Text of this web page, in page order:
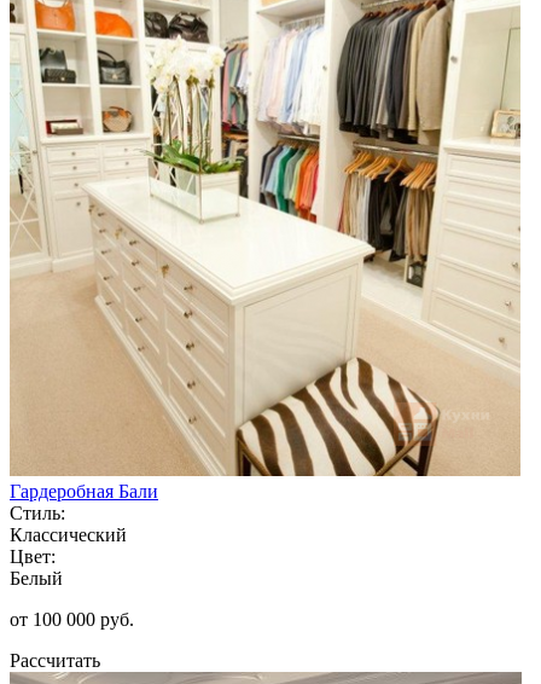
Гардеробная Бали
Стиль:
Классический
Цвет:
Белый
от 100 000 руб.
Рассчитать